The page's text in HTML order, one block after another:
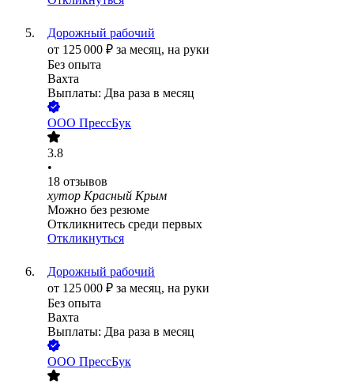
Дорожный рабочий
от 125 000 ₽ за месяц, на руки
Без опыта
Вахта
Выплаты: Два раза в месяц
ООО ПрессБук
3.8
•
18 отзывов
хутор Красный Крым
Можно без резюме
Откликнитесь среди первых
Откликнуться
Дорожный рабочий
от 125 000 ₽ за месяц, на руки
Без опыта
Вахта
Выплаты: Два раза в месяц
ООО ПрессБук